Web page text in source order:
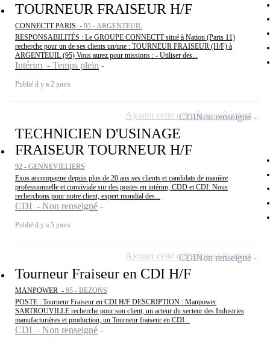
TOURNEUR FRAISEUR H/F
CONNECTT PARIS - 95 - ARGENTEUIL
RESPONSABILITÉS : Le GROUPE CONNECTT situé à Nation (Paris 11)
recherche pour un de ses clients un/une : TOURNEUR FRAISEUR (H/F) à
ARGENTEUIL (95) Vous aurez pour missions : - Utiliser des...
Intérim - Temps plein
Publié il y a 2 jours
TECHNICIEN D'USINAGE
FRAISEUR TOURNEUR H/F
92 - GENNEVILLIERS
Exos accompagne depuis plus de 20 ans ses clients et candidats de manière
professionnelle et conviviale sur des postes en intérim, CDD et CDI. Nous
recherchons pour notre client, expert mondial des...
CDI - Non renseigné
Publié il y a 5 jours
CDINon renseigné
Ajouter cette offre à ma sélection
Tourneur Fraiseur en CDI H/F
MANPOWER - 95 - BEZONS
POSTE : Tourneur Fraiseur en CDI H/F DESCRIPTION : Manpower
SARTROUVILLE recherche pour son client, un acteur du secteur des Industries
manufacturières et production, un Tourneur fraiseur en CDI...
CDI - Non renseigné
CDINon renseigné
Ajouter cette offre à ma sélection